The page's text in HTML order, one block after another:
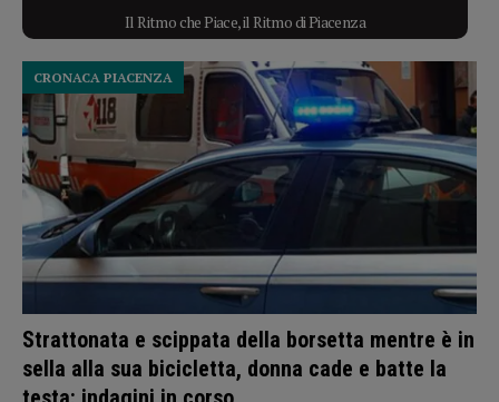
Il Ritmo che Piace, il Ritmo di Piacenza
Strattonata e scippata della borsetta mentre è in
sella alla sua bicicletta, donna cade e batte la
CRONACA PIACENZA